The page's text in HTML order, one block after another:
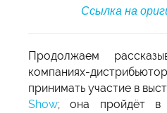
Ссылка на
Продолжаем
компаниях-
принимать участие в
Show; она пройдёт в